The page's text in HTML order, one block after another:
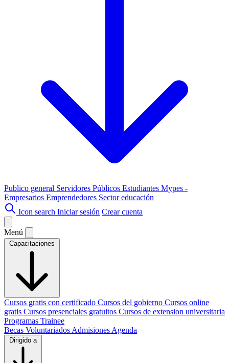
Publico general Servidores Públicos Estudiantes Mypes -
Empresarios Emprendedores Sector educación
Icon search Iniciar sesión Crear cuenta
Menú
Capacitaciones
Cursos gratis con certificado Cursos del gobierno Cursos online
gratis Cursos presenciales gratuitos Cursos de extension universitaria
Programas Trainee
Becas Voluntariados Admisiones Agenda
Dirigido a